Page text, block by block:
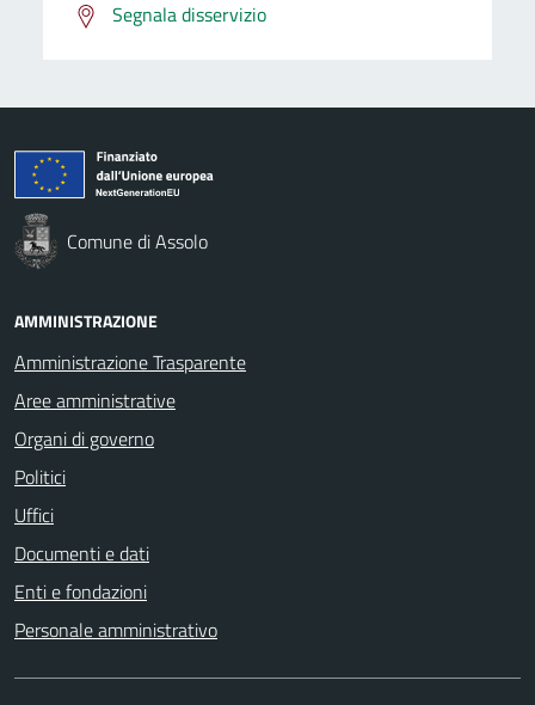
Segnala disservizio
Comune di Assolo
AMMINISTRAZIONE
Amministrazione Trasparente
Aree amministrative
Organi di governo
Politici
Uffici
Documenti e dati
Enti e fondazioni
Personale amministrativo